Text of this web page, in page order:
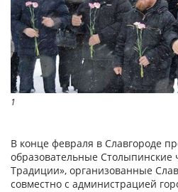
1
В конце февраля в Славгороде
образовательные Столыпинские
Традиции», организованные
совместно с администрацией